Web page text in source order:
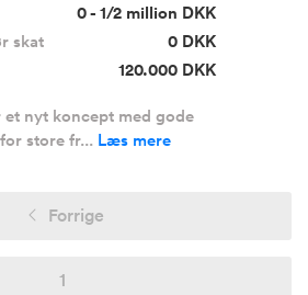
0 - 1/2 million DKK
skat
0 DKK
120.000 DKK
et nyt koncept med gode
store fr... Læs mere
Forrige
1